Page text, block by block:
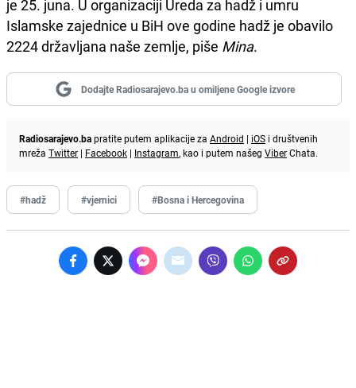
je 25. juna. U organizaciji Ureda za hadž i umru
Islamske zajednice u BiH ove godine hadž je obavilo
2224 državljana naše zemlje, piše Mina.
Dodajte Radiosarajevo.ba u omiljene Google izvore
Radiosarajevo.bapratite putem aplikacije za Android | iOS i društvenih
mreža Twitter | Facebook | Instagram, kao i putem našeg ViberChata.
#hadž #vjernici #Bosna i Hercegovina